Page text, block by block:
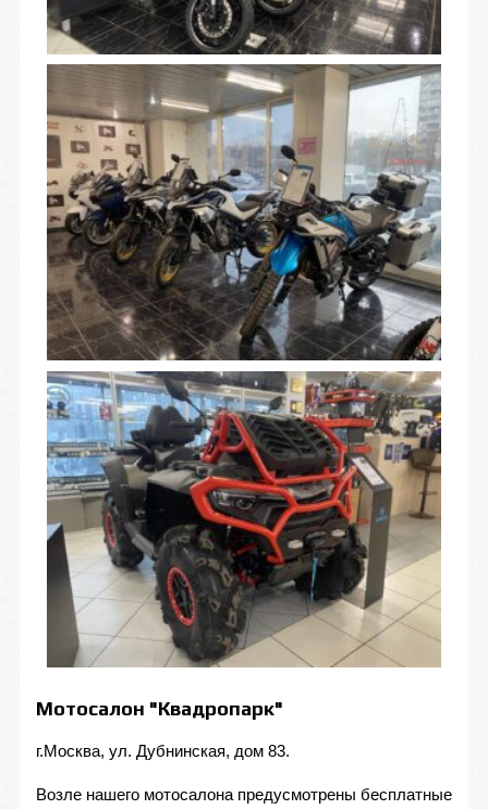
Мотосалон "Квадропарк"
г.Москва, ул. Дубнинская, дом 83.
Возле нашего мотосалона предусмотрены бесплатные